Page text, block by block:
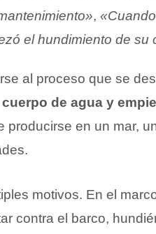
,
el hundimiento de su
al proceso que se
de agua y
en un mar,
motivos. En el
contra el barco,